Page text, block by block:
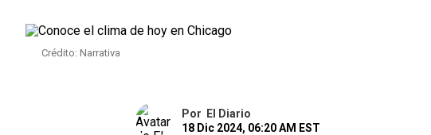
Crédito: Narrativa
Por
El Diario
18 Dic 2024, 06:20 AM EST